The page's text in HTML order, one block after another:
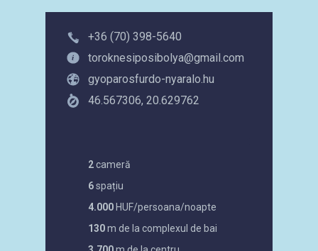
+36 (70) 398-5640
toroknesiposibolya@gmail.com
gyoparosfurdo-nyaralo.hu
46.567306, 20.629762
2cameră
6spațiu
4.000 HUF/persoana/noapte
130m de la complexul de bai